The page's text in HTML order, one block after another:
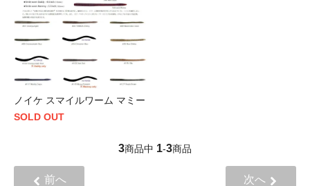
ノイケ スマイルワーム マミー
SOLD OUT
3商品中 1-3商品
前へ 次へ